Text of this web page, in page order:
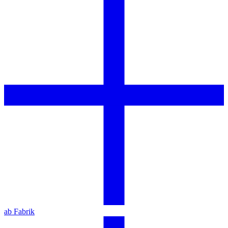
ab Fabrik